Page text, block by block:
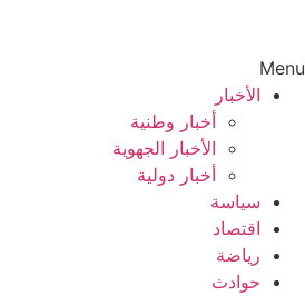
Menu
الأخبار
أخبار وطنية
الأخبار الجهوية
أخبار دولية
سياسة
اقتصاد
رياضة
حوادث